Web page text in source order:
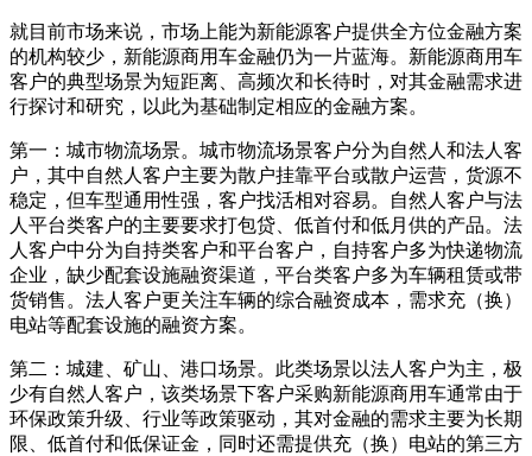
就目前市场来说，市场上能为新能源客户提供全方位金融方案
的机构较少，新能源商用车金融仍为一片蓝海。新能源商用车
客户的典型场景为短距离、高频次和长待时，对其金融需求进
行探讨和研究，以此为基础制定相应的金融方案。
第一：城市物流场景。城市物流场景客户分为自然人和法人客
户，其中自然人客户主要为散户挂靠平台或散户运营，货源不
稳定，但车型通用性强，客户找活相对容易。自然人客户与法
人平台类客户的主要要求打包贷、低首付和低月供的产品。法
人客户中分为自持类客户和平台客户，自持客户多为快递物流
企业，缺少配套设施融资渠道，平台类客户多为车辆租赁或带
货销售。法人客户更关注车辆的综合融资成本，需求充（换）
电站等配套设施的融资方案。
第二：城建、矿山、港口场景。此类场景以法人客户为主，极
少有自然人客户，该类场景下客户采购新能源商用车通常由于
环保政策升级、行业等政策驱动，其对金融的需求主要为长期
限、低首付和低保证金，同时还需提供充（换）电站的第三方